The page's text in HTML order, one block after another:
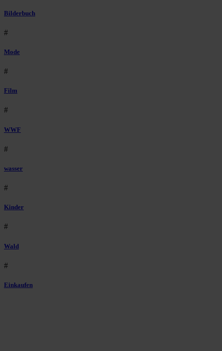
Bilderbuch
#
Mode
#
Film
#
WWF
#
wasser
#
Kinder
#
Wald
#
Einkaufen